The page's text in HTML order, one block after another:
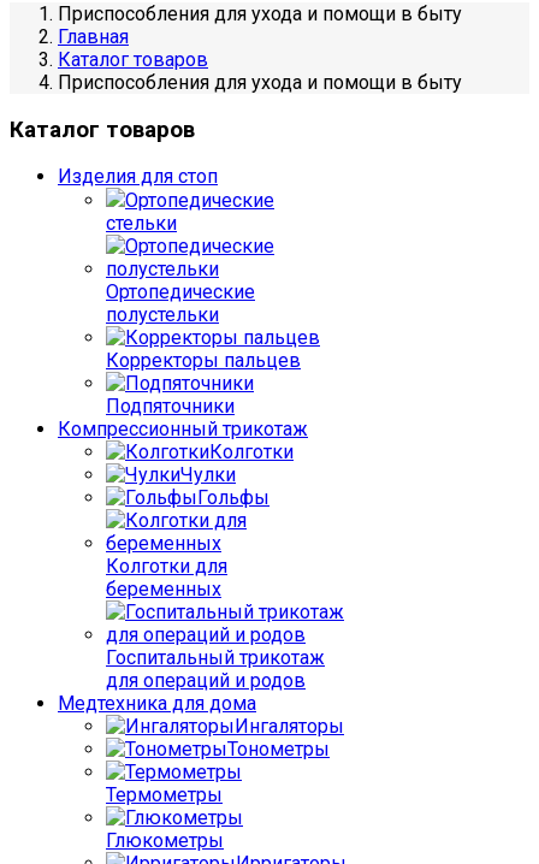
Приспособления для ухода и помощи в быту
Главная
Каталог товаров
Приспособления для ухода и помощи в быту
Каталог товаров
Изделия для стоп
Ортопедические
стельки
Ортопедические
полустельки
Корректоры пальцев
Подпяточники
Компрессионный трикотаж
Колготки
Чулки
Гольфы
Колготки для
беременных
Госпитальный трикотаж
для операций и родов
Медтехника для дома
Ингаляторы
Тонометры
Термометры
Глюкометры